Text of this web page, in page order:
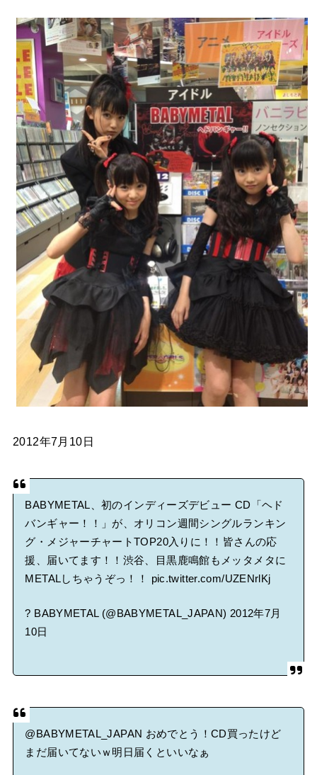
る人いる？ 【海外の反応】
BABYMETAL「CANNONBALL外伝」グッズ販売決定
タワーレコード新宿店にてBABYMETALのパネル展が開催中
Powered by livedoor 相互RSS
2012年7月10日
BABYMETAL、初のインディーズデビュー CD「ヘド
バンギャー！！」が、オリコン週間シングルランキン
グ・メジャーチャートTOP20入りに！！皆さんの応
援、届いてます！！渋谷、目黒鹿鳴館もメッタメタに
METALしちゃうぞっ！！ pic.twitter.com/UZENrlKj
? BABYMETAL (@BABYMETAL_JAPAN) 2012年7月
10日
@BABYMETAL_JAPAN おめでとう！CD買ったけど
まだ届いてないｗ明日届くといいなぁ